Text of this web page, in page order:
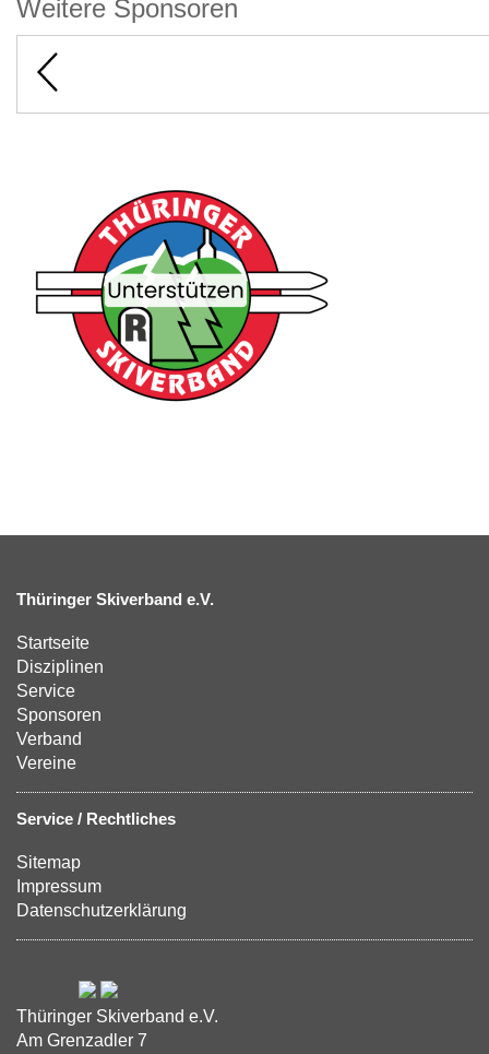
Weitere Sponsoren
Thüringer Skiverband e.V.
Startseite
Disziplinen
Service
Sponsoren
Verband
Vereine
Service / Rechtliches
Sitemap
Impressum
Datenschutzerklärung
Thüringer Skiverband e.V.
Am Grenzadler 7